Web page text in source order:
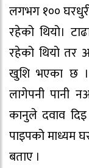
लगभग १००
रहेको थियो।
रहेको थियो तर
खुशि भएका छ ।
लागेपनी पानी
कानुले दवाव
पाइपको माध्यम
बताए ।